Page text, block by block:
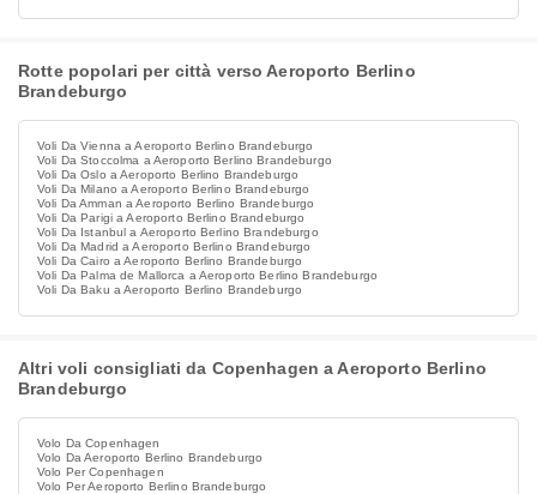
Rotte popolari per città verso Aeroporto Berlino
Brandeburgo
Voli Da Vienna a Aeroporto Berlino Brandeburgo
Voli Da Stoccolma a Aeroporto Berlino Brandeburgo
Voli Da Oslo a Aeroporto Berlino Brandeburgo
Voli Da Milano a Aeroporto Berlino Brandeburgo
Voli Da Amman a Aeroporto Berlino Brandeburgo
Voli Da Parigi a Aeroporto Berlino Brandeburgo
Voli Da Istanbul a Aeroporto Berlino Brandeburgo
Voli Da Madrid a Aeroporto Berlino Brandeburgo
Voli Da Cairo a Aeroporto Berlino Brandeburgo
Voli Da Palma de Mallorca a Aeroporto Berlino Brandeburgo
Voli Da Baku a Aeroporto Berlino Brandeburgo
Altri voli consigliati da Copenhagen a Aeroporto Berlino
Brandeburgo
Volo Da Copenhagen
Volo Da Aeroporto Berlino Brandeburgo
Volo Per Copenhagen
Volo Per Aeroporto Berlino Brandeburgo